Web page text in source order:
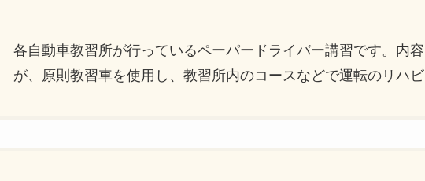
各自動車教習所が行っているペーパードライバー講習です。内
が、原則教習車を使用し、教習所内のコースなどで運転のリハビ